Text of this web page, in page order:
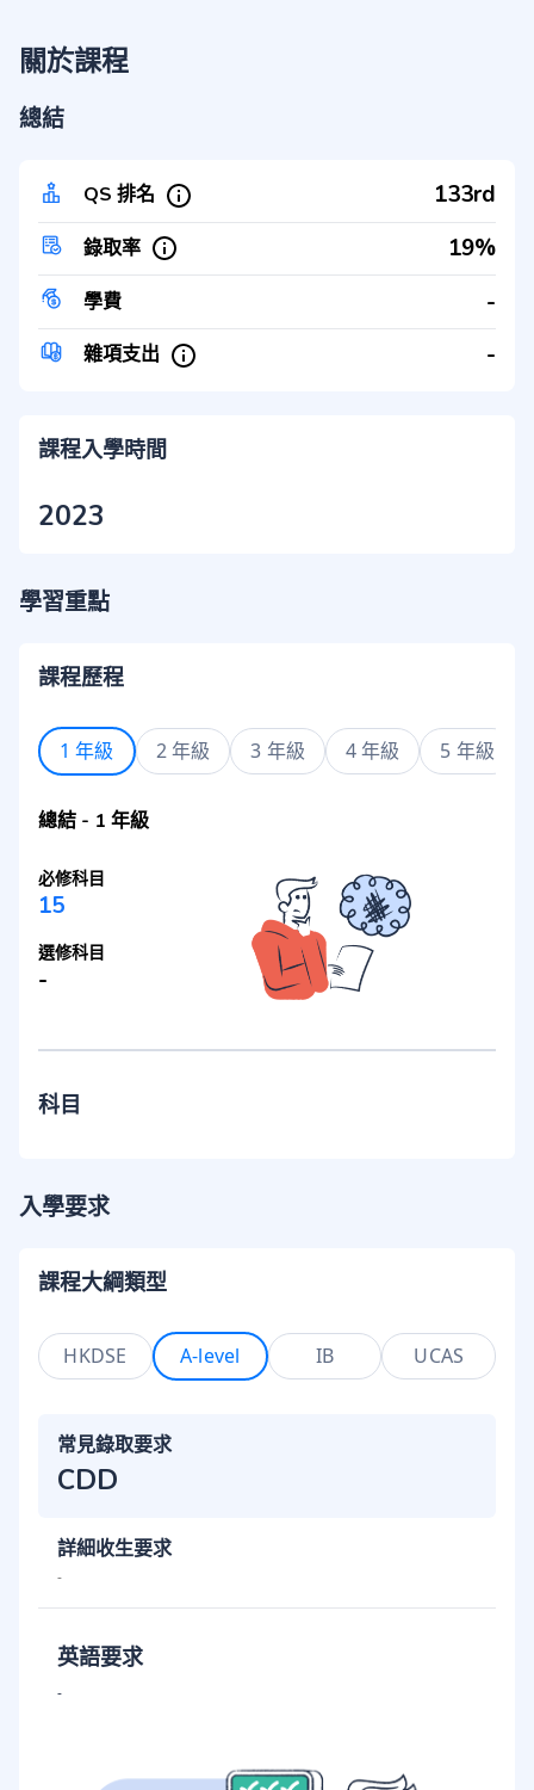
關於課程
總結
QS 排名 133rd
錄取率 19%
學費 -
雜項支出 -
課程入學時間
2023
學習重點
課程歷程
1 年級 2 年級 3 年級 4 年級 5 年級
總結 - 1 年級
必修科目
15
選修科目
-
科目
入學要求
課程大綱類型
HKDSE A-level IB UCAS
常見錄取要求
CDD
詳細收生要求
-
英語要求
-